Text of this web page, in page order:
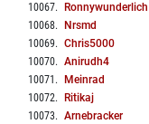
10067. Ronnywunderlich
10068. Nrsmd
10069. Chris5000
10070. Anirudh4
10071 . Meinrad
10072. Ritikaj
10073. Arnebracker